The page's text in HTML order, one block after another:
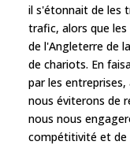
il s'étonnait de les
trafic, alors que
de l'Angleterre de
de chariots. En
par les
nous éviterons de
nous nous
compétitivité et de